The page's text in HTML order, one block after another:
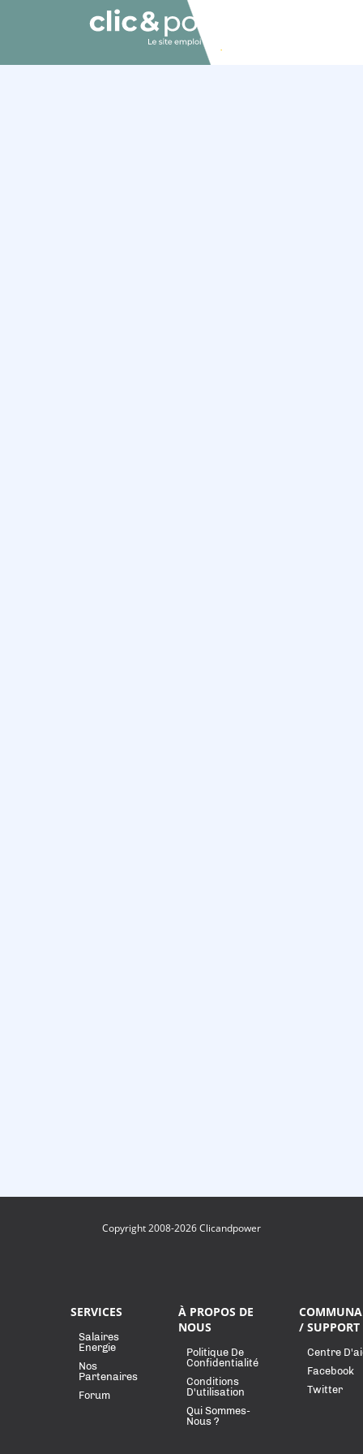
Copyright 2008-2026 Clicandpower
SERVICES
Salaires
Energie
Nos
Partenaires
Forum
À PROPOS DE
NOUS
Politique De
Confidentialité
Conditions
D'utilisation
Qui Sommes-
Nous ?
/ SUPPORT
Centre
Facebook
Twitter